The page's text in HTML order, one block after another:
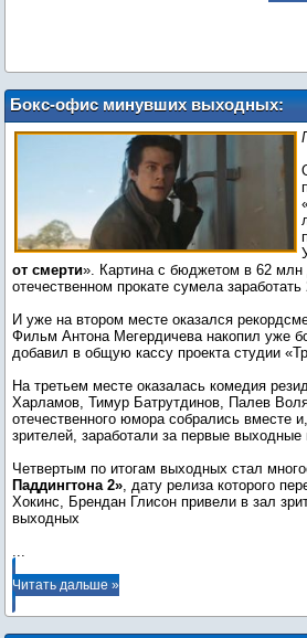
Бокс-офис минувших выходных:
«Бегущий в лабиринте» потеснил
«Движение вверх»
от смерти». Картина с бюджетом в 62
отечественном прокате сумела
И уже на втором месте оказался
Фильм Антона Мегердичева накопил уже
добавил в общую кассу проекта студии
На третьем месте оказалась комедия
Харламов, Тимур Батрутдинов, Палев
отечественного юмора собрались вместе
зрителей, заработали за первые
Четвертым по итогам выходных стал
Паддингтона 2», дату релиза которого
Хокинс, Брендан Глисон привели в зал
...
Читать дальше »